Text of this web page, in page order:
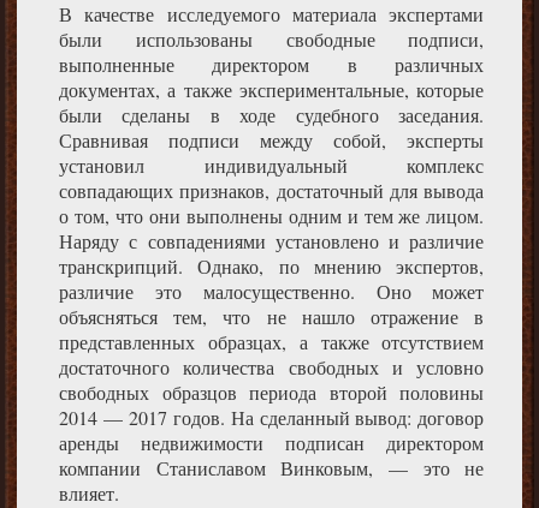
В качестве исследуемого материала экспертами
были использованы свободные подписи,
выполненные директором в различных
документах, а также экспериментальные, которые
были сделаны в ходе судебного заседания.
Сравнивая подписи между собой, эксперты
установил индивидуальный комплекс
совпадающих признаков, достаточный для вывода
о том, что они выполнены одним и тем же лицом.
Наряду с совпадениями установлено и различие
транскрипций. Однако, по мнению экспертов,
различие это малосущественно. Оно может
объясняться тем, что не нашло отражение в
представленных образцах, а также отсутствием
достаточного количества свободных и условно
свободных образцов периода второй половины
2014 — 2017 годов. На сделанный вывод: договор
аренды недвижимости подписан директором
компании Станиславом Винковым, — это не
влияет.